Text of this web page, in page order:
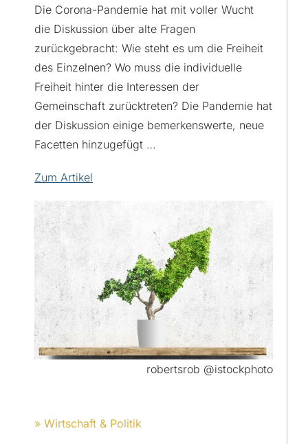
Die Corona-Pandemie hat mit voller Wucht
die Diskussion über alte Fragen
zurückgebracht: Wie steht es um die Freiheit
des Einzelnen? Wo muss die individuelle
Freiheit hinter die Interessen der
Gemeinschaft zurücktreten? Die Pandemie hat
der Diskussion einige bemerkenswerte, neue
Facetten hinzugefügt …
Zum Artikel
» Wirtschaft & Politik
robertsrob @istockphoto